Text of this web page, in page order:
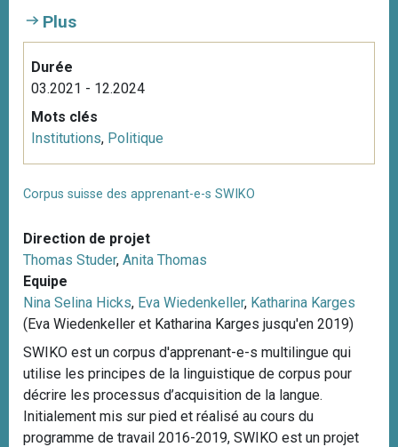
Plus
Durée
03.2021 - 12.2024
Mots clés
Institutions, Politique
Corpus suisse des apprenant-e-s SWIKO
Direction de projet
Thomas Studer, Anita Thomas
Equipe
Nina Selina Hicks, Eva Wiedenkeller, Katharina Karges
(Eva Wiedenkeller et Katharina Karges jusqu'en 2019)
SWIKO est un corpus d'apprenant-e-s multilingue qui
utilise les principes de la linguistique de corpus pour
décrire les processus d’acquisition de la langue.
Initialement mis sur pied et réalisé au cours du
programme de travail 2016-2019, SWIKO est un projet